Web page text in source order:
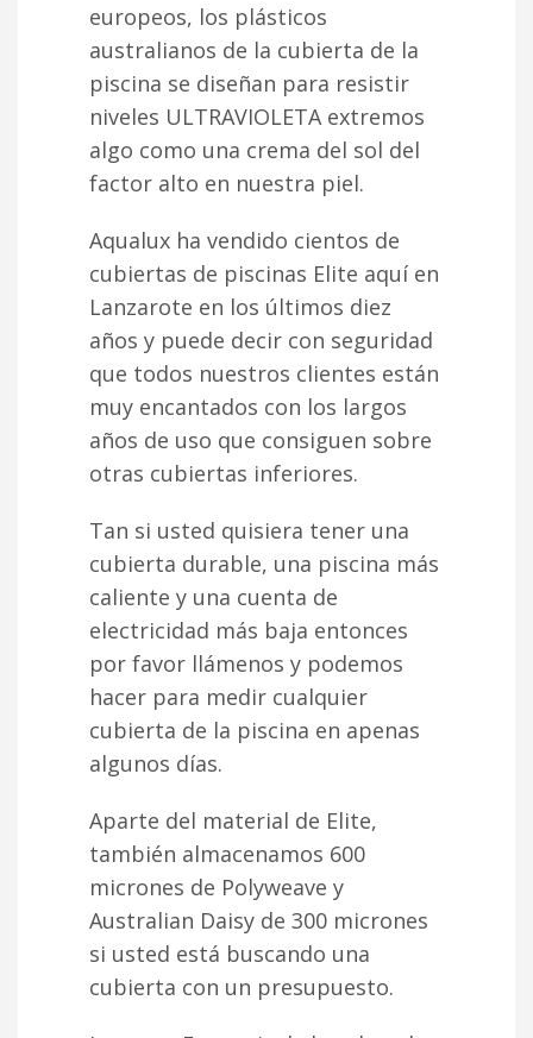
europeos, los plásticos
australianos de la cubierta de la
piscina se diseñan para resistir
niveles ULTRAVIOLETA extremos
algo como una crema del sol del
factor alto en nuestra piel.
Aqualux ha vendido cientos de
cubiertas de piscinas Elite aquí en
Lanzarote en los últimos diez
años y puede decir con seguridad
que todos nuestros clientes están
muy encantados con los largos
años de uso que consiguen sobre
otras cubiertas inferiores.
Tan si usted quisiera tener una
cubierta durable, una piscina más
caliente y una cuenta de
electricidad más baja entonces
por favor llámenos y podemos
hacer para medir cualquier
cubierta de la piscina en apenas
algunos días.
Aparte del material de Elite,
también almacenamos 600
micrones de Polyweave y
Australian Daisy de 300 micrones
si usted está buscando una
cubierta con un presupuesto.